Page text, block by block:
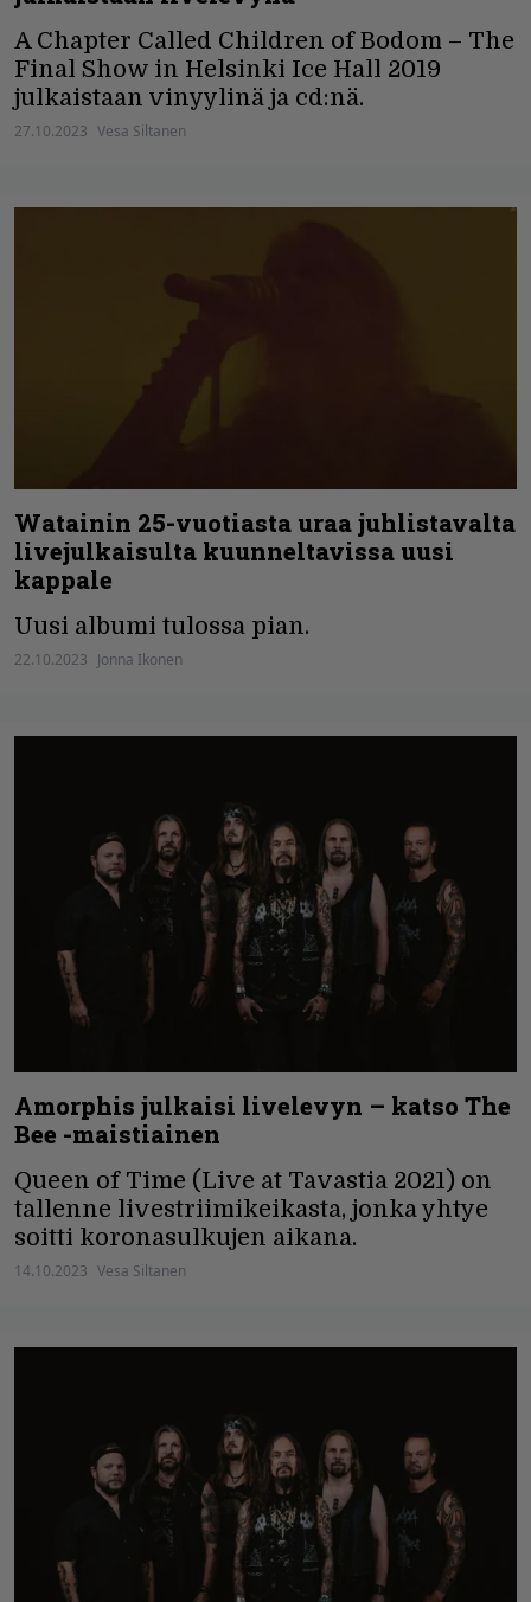
A Chapter Called Children of Bodom – The
Final Show in Helsinki Ice Hall 2019
julkaistaan vinyylinä ja cd:nä.
27.10.2023 Vesa Siltanen
Watainin 25-vuotiasta uraa juhlistavalta
livejulkaisulta kuunneltavissa uusi
kappale
Uusi albumi tulossa pian.
22.10.2023 Jonna Ikonen
Amorphis julkaisi livelevyn – katso The
Bee -maistiainen
Queen of Time (Live at Tavastia 2021) on
tallenne livestriimikeikasta, jonka yhtye
soitti koronasulkujen aikana.
14.10.2023 Vesa Siltanen